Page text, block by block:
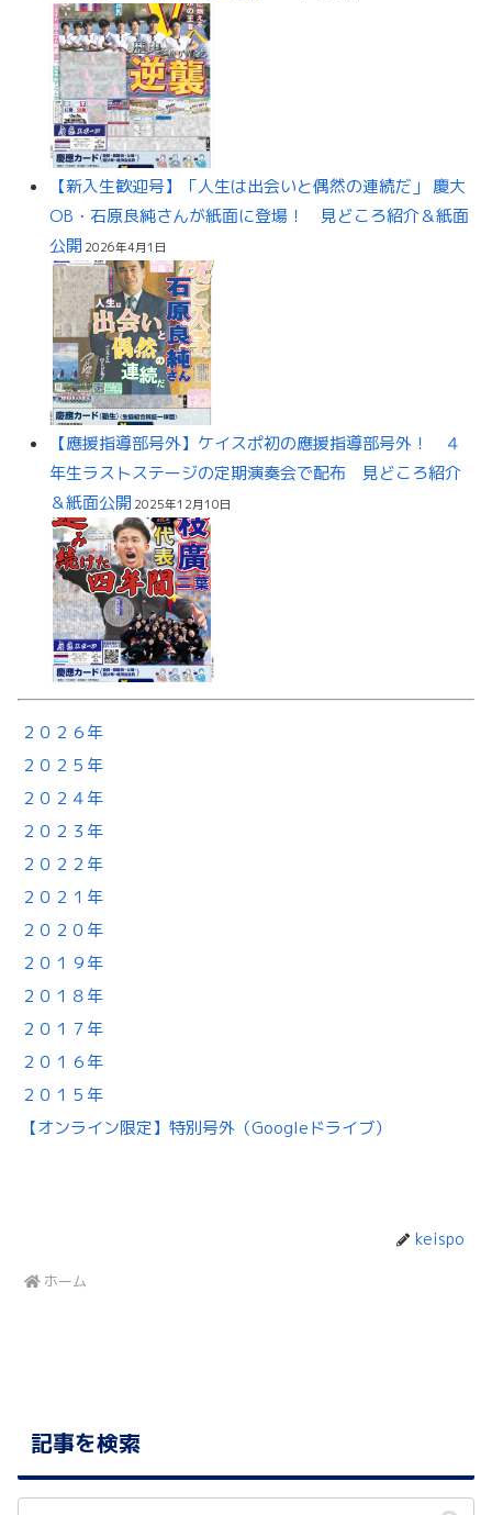
【新入生歓迎号】「人生は出会いと偶然の連続だ」 慶大
OB・石原良純さんが紙面に登場！ 見どころ紹介＆紙面
公開 2026年4月1日
【應援指導部号外】ケイスポ初の應援指導部号外！ ４
年生ラストステージの定期演奏会で配布 見どころ紹介
＆紙面公開 2025年12月10日
２０２６年
２０２５年
２０２４年
２０２３年
２０２２年
２０２１年
２０２０年
２０１９年
２０１８年
２０１７年
２０１６年
２０１５年
【オンライン限定】特別号外（Googleドライブ）
keispo
ホーム
記事を検索